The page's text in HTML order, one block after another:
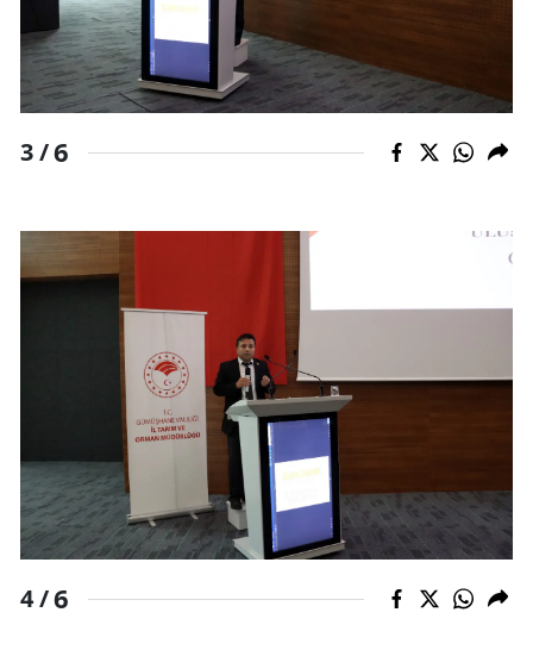
3 /6
4 /6